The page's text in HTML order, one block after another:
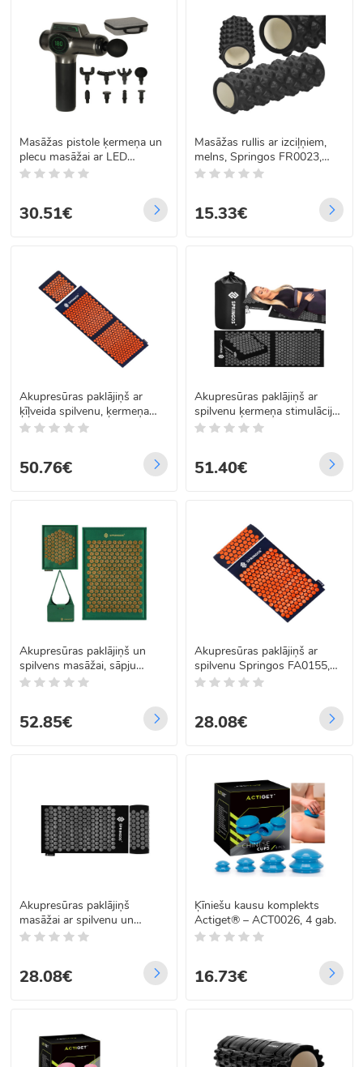
Masāžas pistole ķermeņa un
plecu masāžai ar LED
displeju 8w1
30.51€
Masāžas rullis ar izciļņiem,
melns, Springos FR0023,
33x10,5 cm
15.33€
Akupresūras paklājiņš ar
ķīļveida spilvenu, ķermeņa
stimulators un relaksācijas
105 x 40 cm / 30 x 30 cm
50.76€
Akupresūras paklājiņš ar
spilvenu ķermeņa stimulācijai
un relaksācijai, melns,
51.40€
Akupresūras paklājiņš un
spilvens masāžai, sāpju
mazināšanai, no lina un
FA0154 65 x 40 cm, 40 x 29
cm
52.85€
Akupresūras paklājiņš ar
spilvenu Springos FA0155,
65 x 41 cm
28.08€
Akupresūras paklājiņš
masāžai ar spilvenu un
pārvalku, Springos FA0156
28.08€
Ķīniešu kausu komplekts
Actiget® – ACT0026, 4 gab.
16.73€